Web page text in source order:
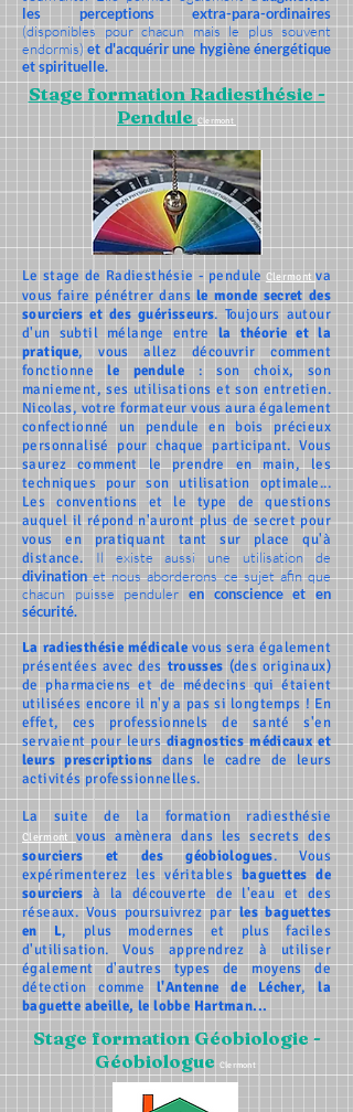
les perceptions extra-para-ordinaires
(disponibles pour chacun mais le plus souvent
endormis)et d'acquérir une hygiène énergétique
et spirituelle.
Stage formation Radiesthésie -
Pendule Clermont
Le stage de Radiesthésie - pendule Clermontva
vous faire pénétrer dans le monde secret des
sourciers et des guérisseurs. Toujours autour
d'un subtil mélange entre la théorie et la
pratique, vous allez découvrir comment
fonctionne le pendule : son choix, son
maniement, ses utilisations et son entretien.
Nicolas, votre formateur vous aura également
confectionné un pendule en bois précieux
personnalisé pour chaque participant. Vous
saurez comment le prendre en main, les
techniques pour son utilisation optimale...
Les conventions et le type de questions
auquel il répond n'auront plus de secret pour
vous en pratiquant tant sur place qu'à
distance. Il existe aussi une utilisation de
divinationet nous aborderons ce sujet afin que
chacun puisse penduler en conscience et en
sécurité.
La radiesthésie médicale vous sera également
présentées avec des trousses (des originaux)
de pharmaciens et de médecins qui étaient
utilisées encore il n'y a pas si longtemps ! En
effet, ces professionnels de santé s'en
servaient pour leursdiagnostics médicaux et
leurs prescriptions dans le cadre de leurs
activités professionnelles.
La suite de la formation radiesthésie
Clermont vous amènera dans les secrets des
sourciers et des géobiologues. Vous
expérimenterez les véritables baguettes de
sourciers à la découverte de l'eau et des
réseaux. Vous poursuivrez parles baguettes
en L, plus modernes et plus faciles
d'utilisation. Vous apprendrez à utiliser
également d'autres types de moyens de
détection comme l'Antenne de Lécher,la
baguette abeille, le lobbe Hartman...
Stage formation Géobiologie -
Géobiologue Clermont